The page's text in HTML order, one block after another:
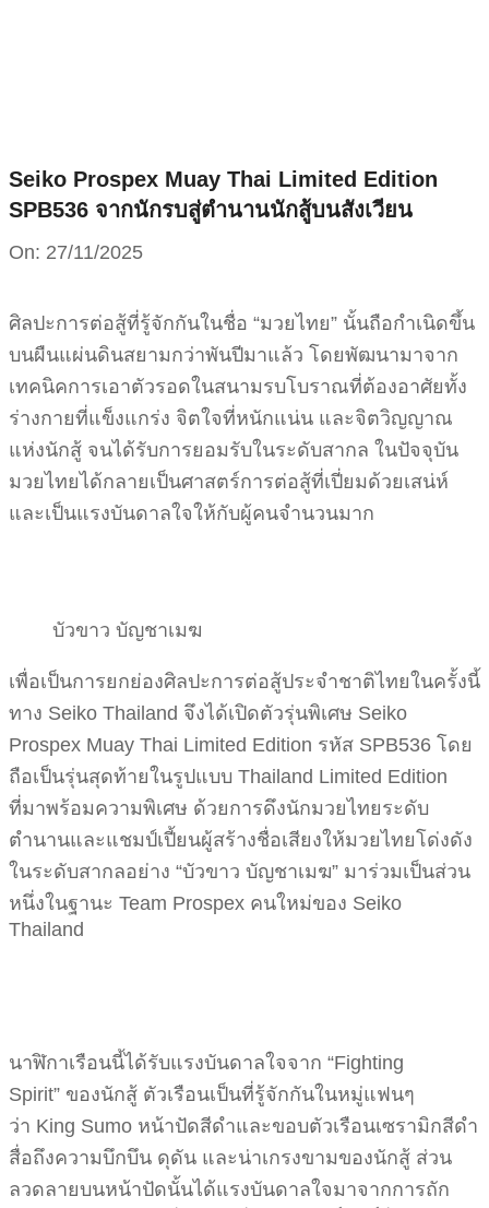
Seiko Prospex Muay Thai Limited Edition
SPB536 จากนักรบสู่ตำนานนักสู้บนสังเวียน
On: 27/11/2025
ศิลปะการต่อสู้ที่รู้จักกันในชื่อ “มวยไทย” นั้นถือกำเนิดขึ้น
บนผืนแผ่นดินสยามกว่าพันปีมาแล้ว โดยพัฒนามาจาก
เทคนิคการเอาตัวรอดในสนามรบโบราณที่ต้องอาศัยทั้ง
ร่างกายที่แข็งแกร่ง จิตใจที่หนักแน่น และจิตวิญญาณ
แห่งนักสู้ จนได้รับการยอมรับในระดับสากล ในปัจจุบัน
มวยไทยได้กลายเป็นศาสตร์การต่อสู้ที่เปี่ยมด้วยเสน่ห์
และเป็นแรงบันดาลใจให้กับผู้คนจำนวนมาก
บัวขาว บัญชาเมฆ
เพื่อเป็นการยกย่องศิลปะการต่อสู้ประจำชาติไทยในครั้งนี้
ทาง Seiko Thailand จึงได้เปิดตัวรุ่นพิเศษ Seiko
Prospex Muay Thai Limited Edition รหัส SPB536 โดย
ถือเป็นรุ่นสุดท้ายในรูปแบบ Thailand Limited Edition
ที่มาพร้อมความพิเศษ ด้วยการดึงนักมวยไทยระดับ
ตำนานและแชมป์เปี้ยนผู้สร้างชื่อเสียงให้มวยไทยโด่งดัง
ในระดับสากลอย่าง “บัวขาว บัญชาเมฆ” มาร่วมเป็นส่วน
หนึ่งในฐานะ Team Prospex คนใหม่ของ Seiko
Thailand
นาฬิกาเรือนนี้ได้รับแรงบันดาลใจจาก “Fighting
Spirit” ของนักสู้ ตัวเรือนเป็นที่รู้จักกันในหมู่แฟนๆ
ว่า King Sumo หน้าปัดสีดำและขอบตัวเรือนเซรามิกสีดำ
สื่อถึงความบึกบึน ดุดัน และน่าเกรงขามของนักสู้ ส่วน
ลวดลายบนหน้าปัดนั้นได้แรงบันดาลใจมาจากการถัก